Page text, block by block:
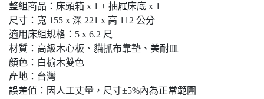
整組商品：床頭箱 x 1 + 抽屜床底 x 1
尺寸：寬 155 x 深 221 x 高 112 公分
適用床組規格：5 x 6.2 尺
材質：高級木心板、貓抓布靠墊、美耐皿
顏色：白榆木雙色
產地：台灣
誤差值：因人工丈量，尺寸±5%內為正常範圍